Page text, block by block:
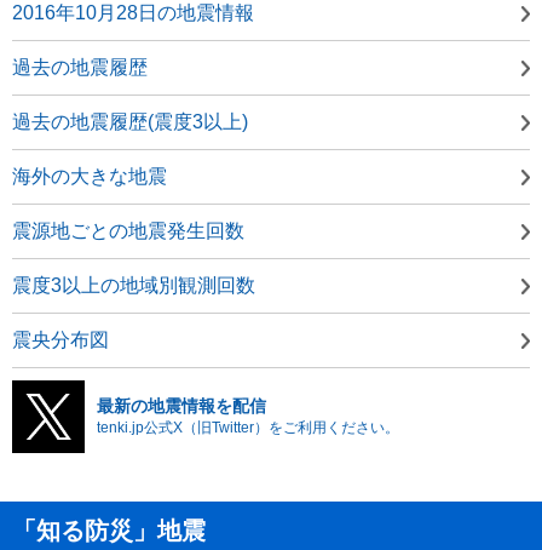
2016年10月28日の地震情報
過去の地震履歴
過去の地震履歴(震度3以上)
海外の大きな地震
震源地ごとの地震発生回数
震度3以上の地域別観測回数
震央分布図
最新の地震情報を配信
tenki.jp公式X（旧Twitter）をご利用ください。
「知る防災」地震